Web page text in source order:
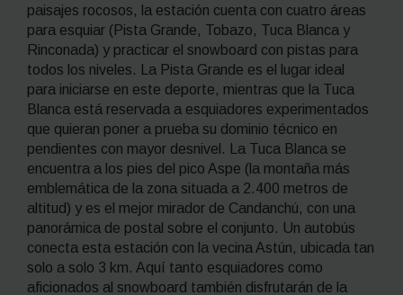
paisajes rocosos, la estación cuenta con cuatro áreas
para esquiar (Pista Grande, Tobazo, Tuca Blanca y
Rinconada) y practicar el snowboard con pistas para
todos los niveles. La Pista Grande es el lugar ideal
para iniciarse en este deporte, mientras que la Tuca
Blanca está reservada a esquiadores experimentados
que quieran poner a prueba su dominio técnico en
pendientes con mayor desnivel. La Tuca Blanca se
encuentra a los pies del pico Aspe (la montaña más
emblemática de la zona situada a 2.400 metros de
altitud) y es el mejor mirador de Candanchú, con una
panorámica de postal sobre el conjunto. Un autobús
conecta esta estación con la vecina Astún, ubicada tan
solo a solo 3 km. Aquí tanto esquiadores como
aficionados al snowboard también disfrutarán de la